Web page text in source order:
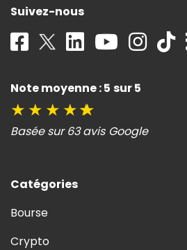
Suivez-nous
Note moyenne : 5 sur 5
★ ★ ★ ★★
Basée sur 63 avis Google
Catégories
Bourse
Crypto